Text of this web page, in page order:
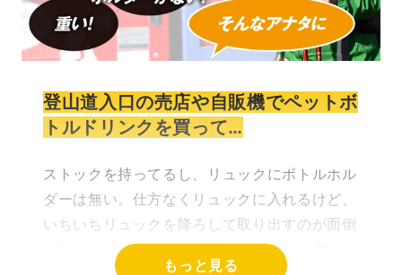
登山道入口の売店や自販機でペットボ
トルドリンクを買って…
ストックを持ってるし、リュックにボトルホル
ダーは無い。仕方なくリュックに入れるけど、
いちいちリュックを降ろして取り出すのが面倒
だなぁ。そんなことが結構ありませんか？
もっと見る